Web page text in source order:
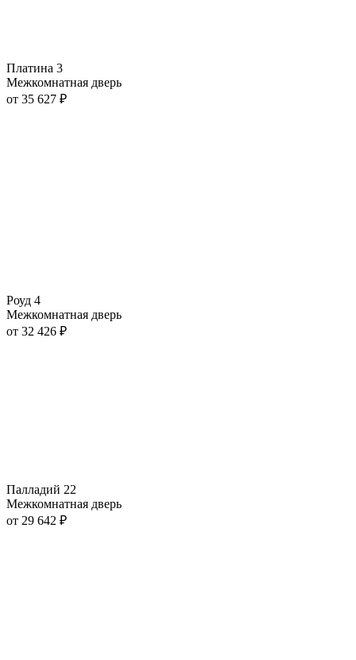
Платина 3
Межкомнатная дверь
от 35 627 ₽
Роуд 4
Межкомнатная дверь
от 32 426 ₽
Палладий 22
Межкомнатная дверь
от 29 642 ₽